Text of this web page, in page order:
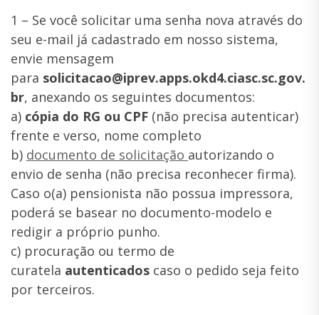
1 – Se você solicitar uma senha nova através do
seu e-mail já cadastrado em nosso sistema,
envie mensagem
para solicitacao@iprev.apps.okd4.ciasc.sc.gov.
br, anexando os seguintes documentos:
a) cópia do RG ou CPF (não precisa autenticar)
frente e verso, nome completo
b) documento de solicitação autorizando o
envio de senha (não precisa reconhecer firma).
Caso o(a) pensionista não possua impressora,
poderá se basear no documento-modelo e
redigir a próprio punho.
c) procuração ou termo de
curatela autenticados caso o pedido seja feito
por terceiros.